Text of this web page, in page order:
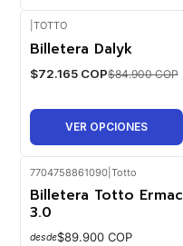
-15%
OFF
TOTTO
Billetera Dalyk
$72.165 COP$84.900 COP
VER OPCIONES
7704758861090| Totto
Billetera Totto Ermac
3.0
desde$89.900 COP